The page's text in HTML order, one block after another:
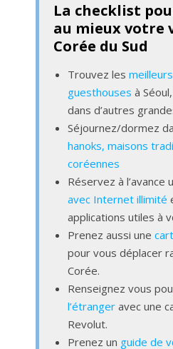
La checklist
au mieux votre
Corée du Sud
Trouvez les
guesthouses à
dans d’autres
Séjournez/dormez
hanoks, maisons
coréennes
Réservez à l’avance
avec Internet illimité
applications utiles à
Prenez aussi une
pour vous déplacer
Corée.
Renseignez vous
l’étranger avec une
Revolut.
Prenez un guide de